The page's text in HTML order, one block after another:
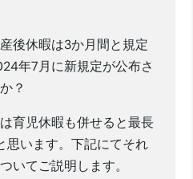
後休暇は3か月間と規定
年7月に新規定が公布さ
？
育児休暇も併せると最長
思います。下記にてそれ
いてご説明します。